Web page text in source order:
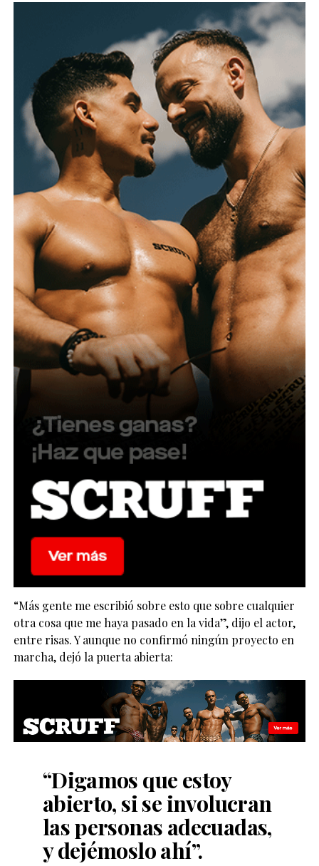
“Más gente me escribió sobre esto que sobre cualquier
otra cosa que me haya pasado en la vida”, dijo el actor,
entre risas. Y aunque no confirmó ningún proyecto en
marcha, dejó la puerta abierta:
“Digamos que estoy
abierto, si se involucran
las personas adecuadas,
y dejémoslo ahí”.